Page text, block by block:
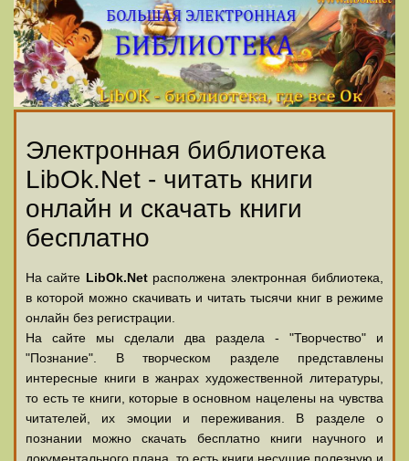
Электронная библиотека
LibOk.Net - читать книги
онлайн и скачать книги
бесплатно
На сайте LibOk.Netрасполжена электронная библиотека,
в которой можно скачивать и читать тысячи книг в режиме
онлайн без регистрации.
На сайте мы сделали два раздела - "Творчество" и
"Познание". В творческом разделе представлены
интересные книги в жанрах художественной литературы,
то есть те книги, которые в основном нацелены на чувства
читателей, их эмоции и переживания. В разделе о
познании можно скачать бесплатно книги научного и